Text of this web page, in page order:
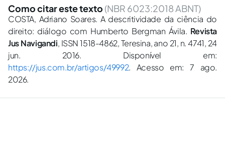
Como citar este texto (NBR 6023:2018 ABNT)
COSTA, Adriano Soares. A descritividade da ciência do
direito: diálogo com Humberto Bergman Ávila. Revista
Jus Navigandi, ISSN 1518-4862, Teresina, ano 21, n. 4741, 24
jun. 2016. Disponível em:
https://jus.com.br/artigos/49992. Acesso em: 7 ago.
2026.